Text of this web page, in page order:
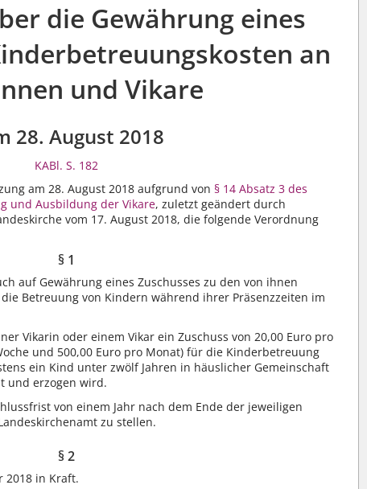
die Gewährung eines
an
und Vikare
28. August 2018
KABl. S. 182
am 28. August 2018 aufgrund von § 14 Absatz 3 des
und Ausbildung der Vikare, zuletzt geändert durch
vom 17. August 2018, die folgende Verordnung
§ 1
auf Gewährung eines Zuschusses zu den von ihnen
Betreuung von Kindern während ihrer Präsenzzeiten im
Vikarin oder einem Vikar ein Zuschuss von 20,00 Euro pro
und 500,00 Euro pro Monat) für die Kinderbetreuung
ein Kind unter zwölf Jahren in häuslicher Gemeinschaft
und erzogen wird.
von einem Jahr nach dem Ende der jeweiligen
zu stellen.
§ 2
2018 in Kraft.